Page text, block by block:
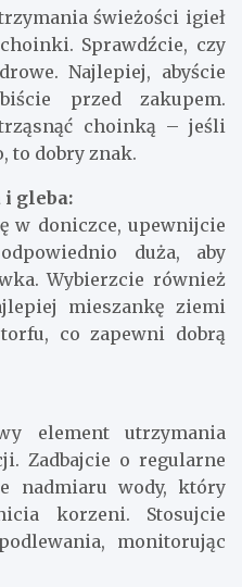
świeżości igieł
Sprawdźcie, czy
Najlepiej, abyście
przed zakupem.
choinką – jeśli
to dobry znak.
i gleba:
w doniczce, upewnijcie
duża, aby
Wybierzcie również
mieszankę ziemi
co zapewni dobrą
element utrzymania
Zadbajcie o regularne
nadmiaru wody, który
korzeni. Stosujcie
monitorując